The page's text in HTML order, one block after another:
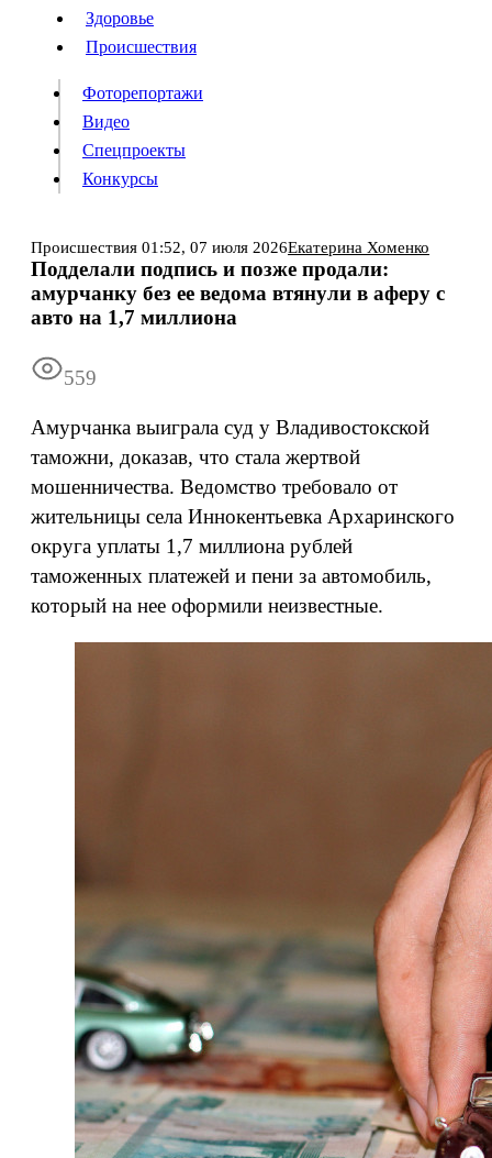
Происшествия
Видео
Конкурсы
Информация Подписка Реклама Все новости Архив
Здоровье
Происшествия
Фоторепортажи
Видео
Спецпроекты
Конкурсы
Происшествия 01:52, 07 июля 2026Екатерина Хоменко
Подделали подпись и позже продали:
амурчанку без ее ведома втянули в аферу с
авто на 1,7 миллиона
559
Амурчанка выиграла суд у Владивостокской
таможни, доказав, что стала жертвой
мошенничества. Ведомство требовало от
жительницы села Иннокентьевка Архаринского
округа уплаты 1,7 миллиона рублей
таможенных платежей и пени за автомобиль,
который на нее оформили неизвестные.